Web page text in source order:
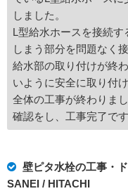
しました。
L型給水ホースを接続
しまう部分を問題なく
給水部の取り付けが終
いように安全に取り付け
全体の工事が終わりま
確認をし、工事完了です
壁ピタ水栓の工事・
SANEI / HITACHI